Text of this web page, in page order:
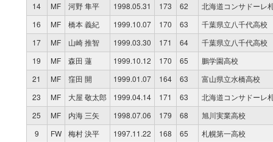
14
MF 河野 隼平 1998.05.31 173 62
北海道コンサドーレ
16
MF 橋本 義紀 1999.10.07 170 63
千葉県立八千代高校
17
MF 山崎 推智 1999.03.30 171 64
千葉県立八千代高校
19
MF 森田 蓮 1999.10.12 170 65
鵬学園高校
21
MF 窪田 開 1999.01.07 164 63
富山県立水橋高校
23
MF 大屋 敬太郎 1999.04.14 171 63
北海道コンサドーレ
25
MF 内海 三矢 1998.07.06 179 68
旭川実業高校
9
FW 梅村 決平 1997.11.22 168 65
札幌第一高校